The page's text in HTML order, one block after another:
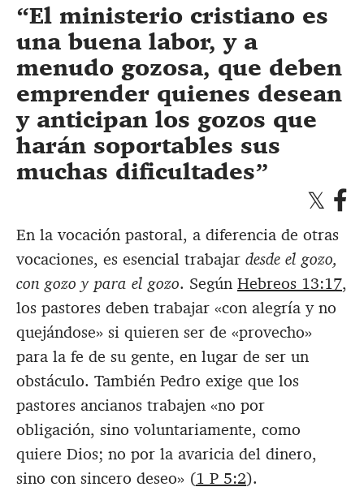
El ministerio cristiano es
una buena labor, y a
menudo gozosa, que deben
emprender quienes desean
y anticipan los gozos que
harán soportables sus
muchas dificultades
En la vocación pastoral, a diferencia de otras
vocaciones, es esencial trabajar desde el gozo,
con gozo y para el gozo. Según Hebreos 13:17,
los pastores deben trabajar «con alegría y no
quejándose» si quieren ser de «provecho»
para la fe de su gente, en lugar de ser un
obstáculo. También Pedro exige que los
pastores ancianos trabajen «no por
obligación, sino voluntariamente, como
quiere Dios; no por la avaricia del dinero,
sino con sincero deseo» (1 P 5:2).